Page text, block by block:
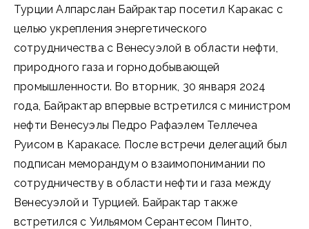
Турции Алпарслан Байрактар посетил Каракас с
целью укрепления энергетического
сотрудничества с Венесуэлой в области нефти,
природного газа и горнодобывающей
промышленности. Во вторник, 30 января 2024
года, Байрактар впервые встретился с министром
нефти Венесуэлы Педро Рафаэлем Теллечеа
Руисом в Каракасе. После встречи делегаций был
подписан меморандум о взаимопонимании по
сотрудничеству в области нефти и газа между
Венесуэлой и Турцией. Байрактар также
встретился с Уильямом Серантесом Пинто,